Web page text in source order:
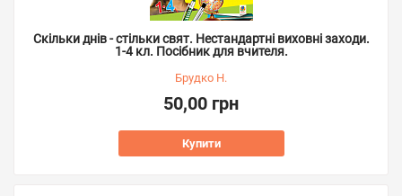
Скільки днів - стільки свят. Нестандартні виховні заходи.
1-4 кл. Посібник для вчителя.
Брудко Н.
50,00 грн
Купити